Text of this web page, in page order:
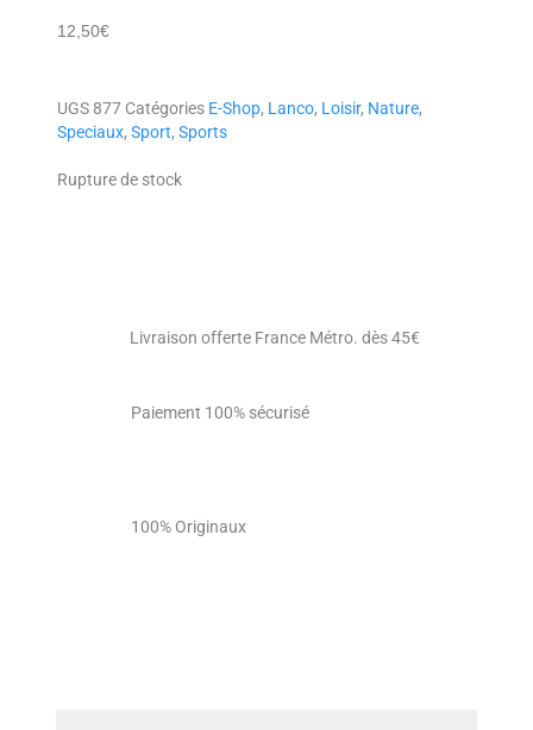
12,50€
UGS 877 Catégories E-Shop, Lanco, Loisir, Nature,
Speciaux,Sport,Sports
Rupture de stock
Livraison offerte France Métro. dès 45€
Paiement 100% sécurisé
100% Originaux